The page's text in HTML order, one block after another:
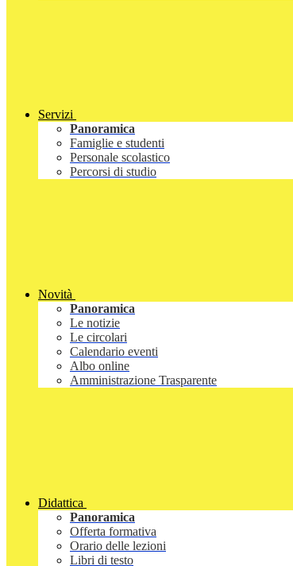
Servizi
Panoramica
Famiglie e studenti
Personale scolastico
Percorsi di studio
Novità
Panoramica
Le notizie
Le circolari
Calendario eventi
Albo online
Amministrazione Trasparente
Didattica
Panoramica
Offerta formativa
Orario delle lezioni
Libri di testo